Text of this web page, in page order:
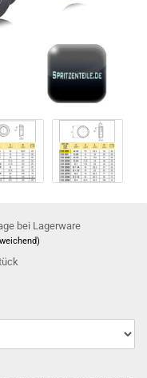
bei Lagerware